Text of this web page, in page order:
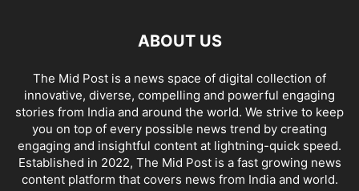
ABOUT US
The Mid Post is a news space of digital collection of
innovative, diverse, compelling and powerful engaging
stories from India and around the world. We strive to keep
you on top of every possible news trend by creating
engaging and insightful content at lightning-quick speed.
Established in 2022, The Mid Post is a fast growing news
content platform that covers news from India and world.